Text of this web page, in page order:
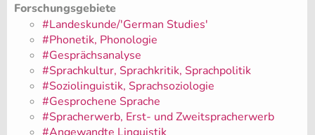
Forschungsgebiete
#Landeskunde/'German Studies'
#Phonetik, Phonologie
#Gesprächsanalyse
#Sprachkultur, Sprachkritik, Sprachpolitik
#Soziolinguistik, Sprachsoziologie
#Gesprochene Sprache
#Spracherwerb, Erst- und Zweitspracherwerb